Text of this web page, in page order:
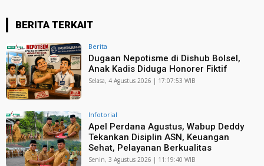
BERITA TERKAIT
Berita
Dugaan Nepotisme di Dishub Bolsel,
Anak Kadis Diduga Honorer Fiktif
Selasa, 4 Agustus 2026 | 17:07:53 WIB
Infotorial
Apel Perdana Agustus, Wabup Deddy
Tekankan Disiplin ASN, Keuangan
Sehat, Pelayanan Berkualitas
Senin, 3 Agustus 2026 | 11:19:40 WIB